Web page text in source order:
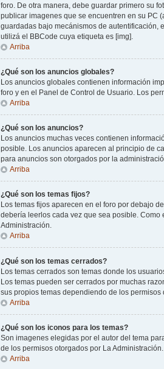
foro. De otra manera, debe guardar primero su
publicar imagenes que se encuentren en su PC
guardadas bajo mecánismos de autentificación,
utilizá el BBCode cuya etiqueta es [img].
Arriba
¿Qué son los anuncios globales?
Los anuncios globales contienen información
foro y en el Panel de Control de Usuario. Los
Arriba
¿Qué son los anuncios?
Los anuncios muchas veces contienen
posible. Los anuncios aparecen al principio de
para anuncios son otorgados por la
Arriba
¿Qué son los temas fijos?
Los temas fijos aparecen en el foro por debajo
debería leerlos cada vez que sea posible.
Administración.
Arriba
¿Qué son los temas cerrados?
Los temas cerrados son temas donde los
Los temas pueden ser cerrados por muchas
sus propios temas dependiendo de los
Arriba
¿Qué son los iconos para los temas?
Son imagenes elegidas por el autor del tema
de los permisos otorgados por La Administración.
Arriba